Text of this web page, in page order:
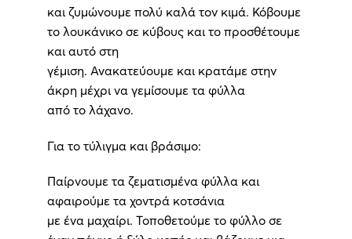
και ζυμώνουμε πολύ καλά τον κιμά. Κόβουμε
το λουκάνικο σε κύβους και το προσθέτουμε
και αυτό στη
γέμιση. Ανακατεύουμε και κρατάμε στην
άκρη μέχρι να γεμίσουμε τα φύλλα
από το λάχανο.
Για το τύλιγμα και βράσιμο:
Παίρνουμε τα ζεματισμένα φύλλα και
αφαιρούμε τα χοντρά κοτσάνια
με ένα μαχαίρι. Τοποθετούμε το φύλλο σε